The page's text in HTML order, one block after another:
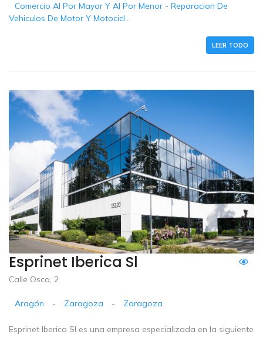
Comercio Al Por Mayor Y Al Por Menor - Reparacion De
Vehiculos De Motor Y Motocicl..
LEER TODO
Esprinet Iberica Sl
Calle Osca, 2
Aragón - Zaragoza - Zaragoza
Esprinet Iberica Sl es una empresa especializada en la siguiente